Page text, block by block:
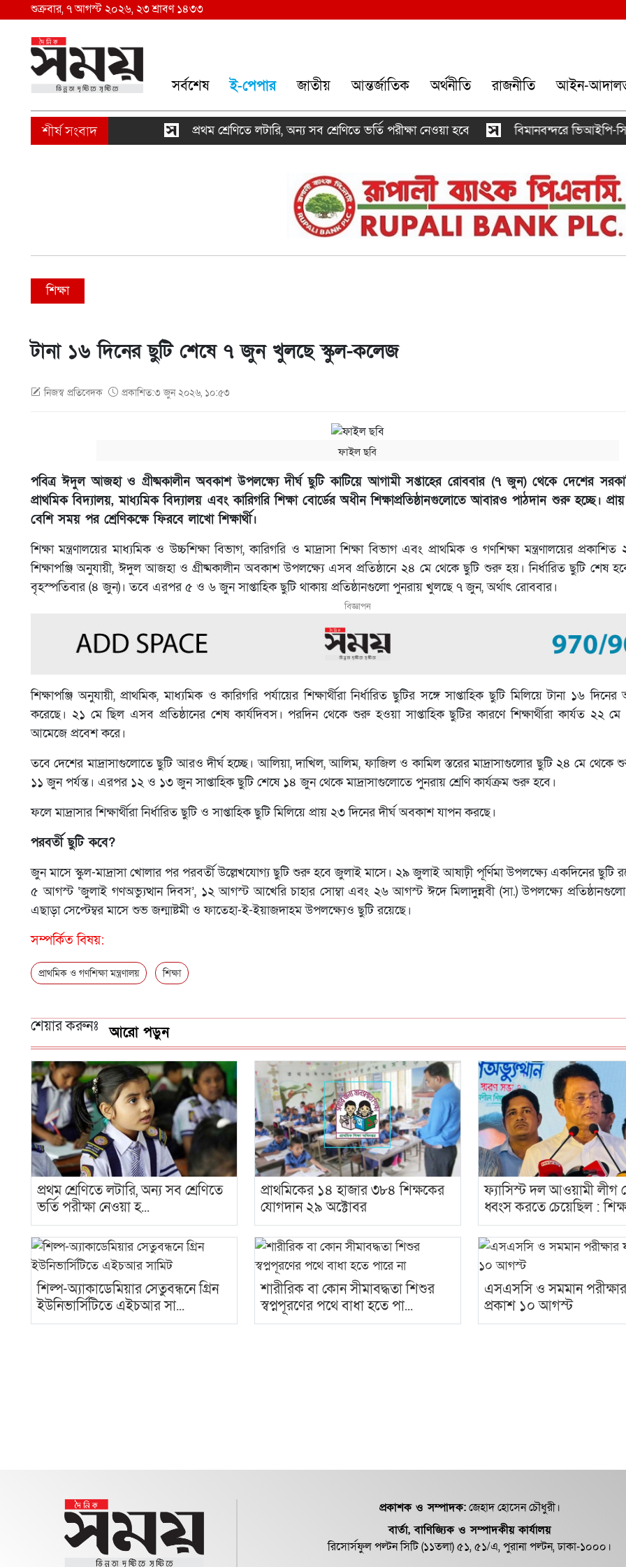
শুক্রবার, ৭ আগস্ট ২০২৬, ২৩ শ্রাবণ ১৪৩৩
সর্বশেষ ই-পেপার জাতীয় আন্তর্জাতিক অর্থনীতি রাজনীতি আইন-
প্রথম শ্রেণিতে লটারি, অন্য সব শ্রেণিতে ভর্তি পরীক্ষা নেওয়া হবে বিমানবন্দরে ভিআইপি-
শিক্ষা
টানা ১৬ দিনের ছুটি শেষে ৭ জুন খুলছে স্কুল-কলেজ
নিজস্ব প্রতিবেদক প্রকাশিত:৩ জুন ২০২৬, ১০:৫৩
ফাইল ছবি
পবিত্র ঈদুল আজহা ও গ্রীষ্মকালীন অবকাশ উপলক্ষ্যে দীর্ঘ ছুটি কাটিয়ে আগামী সপ্তাহের রোববার (৭ জুন) থেকে দেশের
প্রাথমিক বিদ্যালয়, মাধ্যমিক বিদ্যালয় এবং কারিগরি শিক্ষা বোর্ডের অধীন শিক্ষাপ্রতিষ্ঠানগুলোতে আবারও পাঠদান শুরু হচ্ছে।
বেশি সময় পর শ্রেণিকক্ষে ফিরবে লাখো শিক্ষার্থী।
শিক্ষা মন্ত্রণালয়ের মাধ্যমিক ও উচ্চশিক্ষা বিভাগ, কারিগরি ও মাদ্রাসা শিক্ষা বিভাগ এবং প্রাথমিক ও গণশিক্ষা মন্ত্রণালয়ের
শিক্ষাপঞ্জি অনুযায়ী, ঈদুল আজহা ও গ্রীষ্মকালীন অবকাশ উপলক্ষ্যে এসব প্রতিষ্ঠানে ২৪ মে থেকে ছুটি শুরু হয়। নির্ধারিত ছুটি শেষ
বৃহস্পতিবার (৪ জুন)। তবে এরপর ৫ ও ৬ জুন সাপ্তাহিক ছুটি থাকায় প্রতিষ্ঠানগুলো পুনরায় খুলছে ৭ জুন, অর্থাৎ রোববার।
বিজ্ঞাপন
শিক্ষাপঞ্জি অনুযায়ী, প্রাথমিক, মাধ্যমিক ও কারিগরি পর্যায়ের শিক্ষার্থীরা নির্ধারিত ছুটির সঙ্গে সাপ্তাহিক ছুটি মিলিয়ে টানা ১৬
করেছে। ২১ মে ছিল এসব প্রতিষ্ঠানের শেষ কার্যদিবস। পরদিন থেকে শুরু হওয়া সাপ্তাহিক ছুটির কারণে শিক্ষার্থীরা কার্যত ২২
আমেজে প্রবেশ করে।
তবে দেশের মাদ্রাসাগুলোতে ছুটি আরও দীর্ঘ হচ্ছে। আলিয়া, দাখিল, আলিম, ফাজিল ও কামিল স্তরের মাদ্রাসাগুলোর ছুটি ২৪ মে থেকে
১১ জুন পর্যন্ত। এরপর ১২ ও ১৩ জুন সাপ্তাহিক ছুটি শেষে ১৪ জুন থেকে মাদ্রাসাগুলোতে পুনরায় শ্রেণি কার্যক্রম শুরু হবে।
ফলে মাদ্রাসার শিক্ষার্থীরা নির্ধারিত ছুটি ও সাপ্তাহিক ছুটি মিলিয়ে প্রায় ২৩ দিনের দীর্ঘ অবকাশ যাপন করছে।
পরবর্তী ছুটি কবে?
জুন মাসে স্কুল-মাদ্রাসা খোলার পর পরবর্তী উল্লেখযোগ্য ছুটি শুরু হবে জুলাই মাসে। ২৯ জুলাই আষাঢ়ী পূর্ণিমা উপলক্ষ্যে একদিনের ছুটি
৫ আগস্ট ‘জুলাই গণঅভ্যুত্থান দিবস’, ১২ আগস্ট আখেরি চাহার সোম্বা এবং ২৬ আগস্ট ঈদে মিলাদুন্নবী (সা.) উপলক্ষ্যে
এছাড়া সেপ্টেম্বর মাসে শুভ জন্মাষ্টমী ও ফাতেহা-ই-ইয়াজদাহম উপলক্ষ্যেও ছুটি রয়েছে।
সম্পর্কিত বিষয়:
প্রাথমিক ও গণশিক্ষা মন্ত্রণালয় শিক্ষা
শেয়ার করুনঃ আরো পড়ুন
প্রথম শ্রেণিতে লটারি, অন্য সব শ্রেণিতে
ভর্তি পরীক্ষা নেওয়া হ...
প্রাথমিকের ১৪ হাজার ৩৮৪ শিক্ষকের
যোগদান ২৯ অক্টোবর
ফ্যাসিস্ট দল আওয়ামী লীগ
ধ্বংস করতে চেয়েছিল :
শিল্প-অ্যাকাডেমিয়ার সেতুবন্ধনে গ্রিন
ইউনিভার্সিটিতে এইচআর সা...
শারীরিক বা কোন সীমাবদ্ধতা শিশুর
স্বপ্নপূরণের পথে বাধা হতে পা...
এসএসসি ও সমমান
প্রকাশ ১০ আগস্ট
প্রকাশক ও সম্পাদক:জেহাদ হোসেন চৌধুরী।
বার্তা, বাণিজ্যিক ও সম্পাদকীয় কার্যালয়
রিসোর্সফুল পল্টন সিটি (১১তলা) ৫১, ৫১/এ, পুরানা পল্টন, ঢাকা-১০০০।